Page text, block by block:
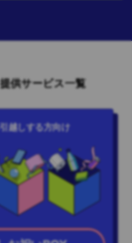
供サービス一覧
越しする方向け